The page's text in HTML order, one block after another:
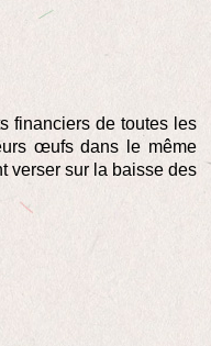
financiers de toutes les
œufs dans le même
verser sur la baisse des